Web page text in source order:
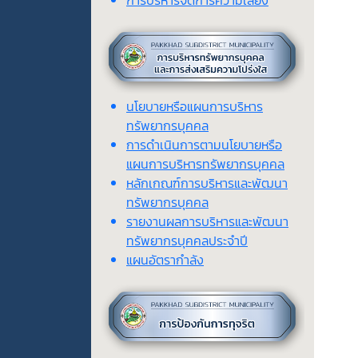
นโยบายหรือแผนการบริหาร
ทรัพยากรบุคคล
การดำเนินการตามนโยบายหรือ
แผนการบริหารทรัพยากรบุคคล
หลักเกณฑ์การบริหารและพัฒนา
ทรัพยากรบุคคล
รายงานผลการบริหารและพัฒนา
ทรัพยากรบุคคลประจำปี
แผนอัตรากำลัง